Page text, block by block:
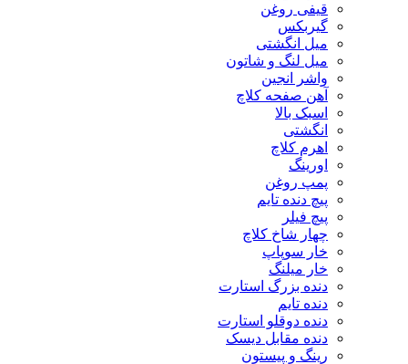
قیفی روغن
گیربکس
میل انگشتی
میل لنگ و شاتون
واشر انجین
آهن صفحه کلاچ
اسبک بالا
انگشتی
اهرم کلاچ
اورینگ
پمپ روغن
پیچ دنده تایم
پیچ فیلر
چهار شاخ کلاچ
خار سوپاپ
خار میلنگ
دنده بزرگ استارت
دنده تایم
دنده دوقلو استارت
دنده مقابل دیسک
رینگ و پیستون